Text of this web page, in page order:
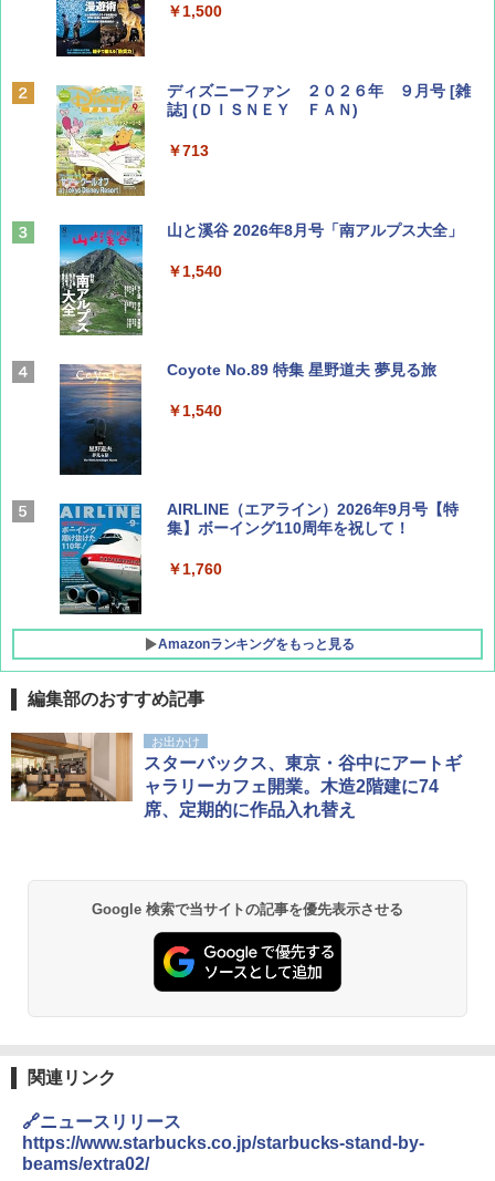
￥1,500
ディズニーファン ２０２６年 ９月号 [雑
誌] (ＤＩＳＮＥＹ ＦＡＮ)
￥713
山と溪谷 2026年8月号「南アルプス大全」
￥1,540
Coyote No.89 特集 星野道夫 夢見る旅
￥1,540
AIRLINE（エアライン）2026年9月号【特
集】ボーイング110周年を祝して！
￥1,760
Amazonランキングをもっと見る
地球の歩き方 スター・ウォーズ
￥2,695
￥2,079
A09 地球の歩き方 イタリア 2026～2027 地
A26 地球の歩き方 チェコ ポーランド スロヴ
[キャンパーズコレクション 山善] ポップアッ
プテント 傘みたいに広げて畳める パッとサ
ッとサンシェード キューブ フルクローズ メ
ッシュ 簡単設置 ワンタッチテント キャンプ
&ハイキング カーキ PATC-150(KH)
PYKES PEAK (パイクスピーク) 着替えテン
ト プライバシー テント 【中が透けない】 1
人用 折りたたみ 防災グッズ 災害用トイレ ビ
ーチ ピクニック ポップアップテント 携帯 簡
易 トイレテント (オリーブ)
テント ワンタッチ RENEW 幅200 2-3人用 43
500002(88859)
DEWEL パラソル 大型 ビーチ アウトドアパ
ラソル ガーデン サイトシート付 折りたたみ
防水 UVカット 4段階高さ調整 軽量 収納袋付
き
026リニューアル 急速冷凍 空間倍増 衛生的
コンパクト 保冷力長持ち
￥2,980
付き ヒグマ・イノシシ対策 自治体・教育機
関の購入実績 登山・キャンプ・アウトドア・
防災用品 長期保存可能 緊急時用 日本国内発
編集部のおすすめ記事
お出かけ
スターバックス、東京・谷中にアートギ
ャラリーカフェ開業。木造2階建に74
席、定期的に作品入れ替え
Google 検索で当サイトの記事を優先表示させる
関連リンク
🔗ニュースリリース
https://www.starbucks.co.jp/starbucks-stand-by-
beams/extra02/